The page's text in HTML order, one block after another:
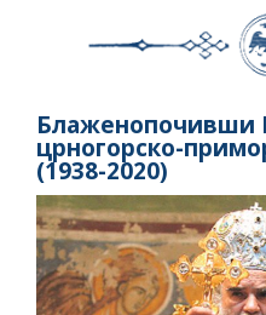
Блаженопочивши
црногорско-
(1938-2020)